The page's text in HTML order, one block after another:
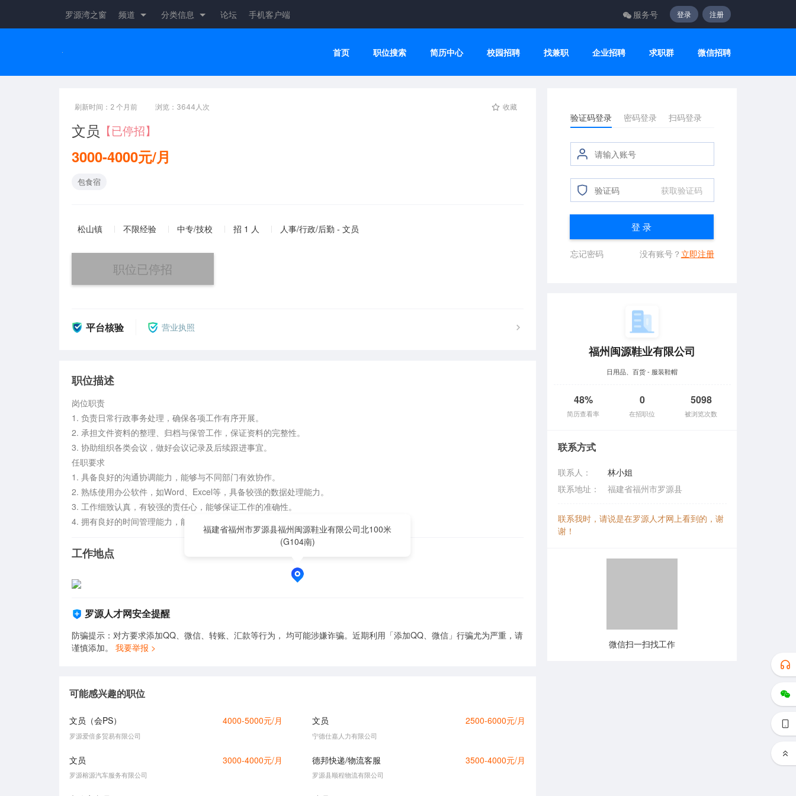
罗源湾之窗 频道 分类信息 论坛 手机客户端 服务号 登录 注册
首页 职位搜索 简历中心 校园招聘 找兼职 企业招聘 求职群 微信招聘
刷新时间：2 个月前 浏览：3644人次 收藏
文员 【已停招】
3000-4000元/月
包食宿
松山镇 不限经验 中专/技校 招 1 人 人事/行政/后勤 - 文员
职位已停招
平台核验 营业执照
职位描述
岗位职责
1. 负责日常行政事务处理，确保各项工作有序开展。
2. 承担文件资料的整理、归档与保管工作，保证资料的完整性。
3. 协助组织各类会议，做好会议记录及后续跟进事宜。
任职要求
1. 具备良好的沟通协调能力，能够与不同部门有效协作。
2. 熟练使用办公软件，如Word、Excel等，具备较强的数据处理能力。
3. 工作细致认真，有较强的责任心，能够保证工作的准确性。
4. 拥有良好的时间管理能力，能够合理安排工作任务，按时完成工作。
工作地点
福建省福州市罗源县福州闽源鞋业有限公司北100米
(G104南)
罗源人才网安全提醒
防骗提示：对方要求添加QQ、微信、转账、汇款等行为， 均可能涉嫌诈骗。近期利用「添加QQ、微信」行骗尤为严重，请
谨慎添加。 我要举报 >
可能感兴趣的职位
文员（会PS） 4000-5000元/月
罗源爱倍多贸易有限公司
文员 2500-6000元/月
宁德仕嘉人力有限公司
文员 3000-4000元/月
罗源榕源汽车服务有限公司
德邦快递/物流客服 3500-4000元/月
罗源县顺程物流有限公司
验证码登录 密码登录 扫码登录
获取验证码
登 录
忘记密码 没有账号？ 立即注册
福州闽源鞋业有限公司
日用品、百货 - 服装鞋帽
48%
简历查看率
0
在招职位
5098
被浏览次数
联系方式
联系人：
林小姐
联系地址：
福建省福州市罗源县
联系我时，请说是在罗源人才网上看到的，谢
谢！
微信扫一扫找工作